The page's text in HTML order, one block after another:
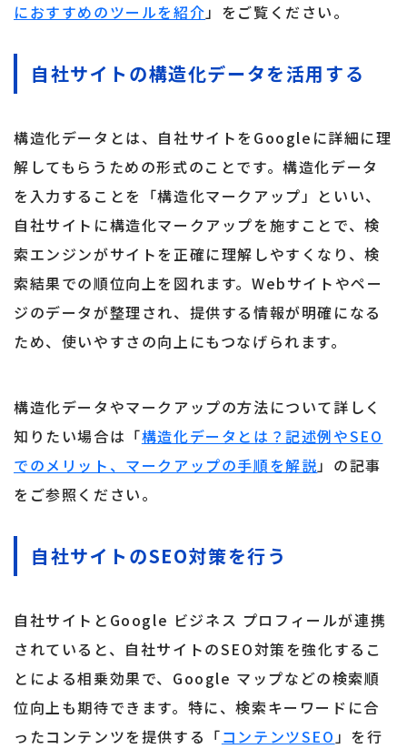
におすすめのツールを紹介」をご覧ください。
自社サイトの構造化データを活用する
構造化データとは、自社サイトをGoogleに詳細に理
解してもらうための形式のことです。構造化データ
を入力することを「構造化マークアップ」といい、
自社サイトに構造化マークアップを施すことで、検
索エンジンがサイトを正確に理解しやすくなり、検
索結果での順位向上を図れます。Webサイトやペー
ジのデータが整理され、提供する情報が明確になる
ため、使いやすさの向上にもつなげられます。
構造化データやマークアップの方法について詳しく
知りたい場合は「構造化データとは？記述例やSEO
でのメリット、マークアップの手順を解説」の記事
をご参照ください。
自社サイトのSEO対策を行う
自社サイトとGoogle ビジネス プロフィールが連携
されていると、自社サイトのSEO対策を強化するこ
とによる相乗効果で、Google マップなどの検索順
位向上も期待できます。特に、検索キーワードに合
ったコンテンツを提供する「コンテンツSEO」を行